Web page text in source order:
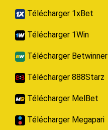
Télécharger 1xBet
Télécharger 1Win
Télécharger Betwinner
Télécharger 888Starz
Télécharger MelBet
Télécharger Megapari